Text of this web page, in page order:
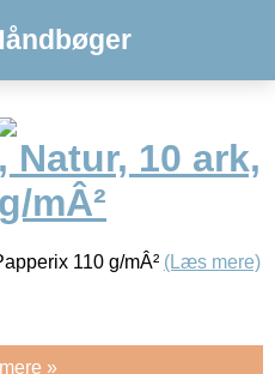
Natur, 10 ark,
mÂ²
110 g/mÂ² (Læs mere)
»